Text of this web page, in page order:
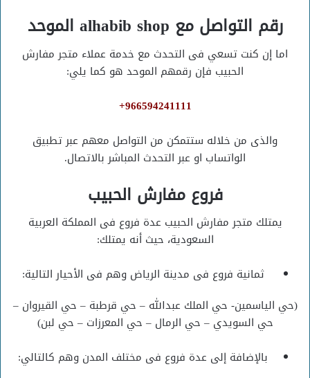
رقم التواصل مع alhabib shop الموحد
اما إن كنت تسعي فى التحدث مع خدمة عملاء متجر مفارش
الحبيب فإن رقمهم الموحد هو كما يلي:
966594241111+
والذى من خلاله ستتمكن من التواصل معهم عبر تطبيق
الواتساب او عبر التحدث المباشر بالاتصال.
فروع مفارش الحبيب
يمتلك متجر مفارش الحبيب عدة فروع فى المملكة العربية
السعودية، حيث أنه يمتلك:
ثمانية فروع فى مدينة الرياض وهم فى الأحيار التالية:
(حي الياسمين- حي الملك عبدالله – حي قرطبة – حي القيروان –
حي السويدي – حي الرمال – حي المعرزات – حي لبن)
بالإضافة إلى عدة فروع فى مختلف المدن وهم كالتالي: